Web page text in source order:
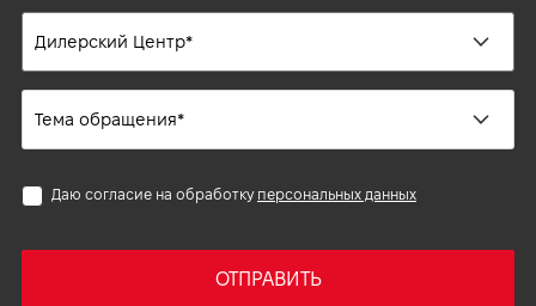
Даю согласие на обработку персональных данных
ОТПРАВИТЬ